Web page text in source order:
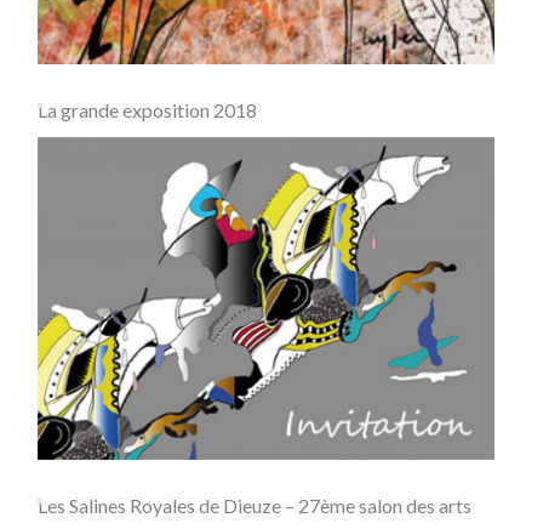
La grande exposition 2018
Les Salines Royales de Dieuze – 27ème salon des arts